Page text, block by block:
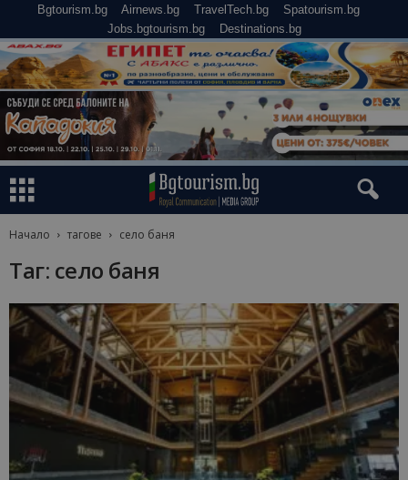
Bgtourism.bg Airnews.bg TravelTech.bg
Spatourism.bg
Jobs.bgtourism.bg
Destinations.bg
Начало тагове село баня
Таг: село баня